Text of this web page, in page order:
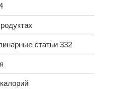
статьи 332